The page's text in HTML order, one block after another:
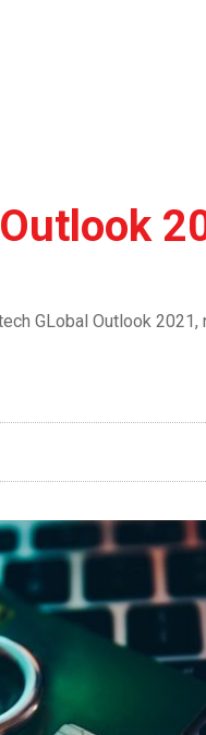
GLobal Outlook